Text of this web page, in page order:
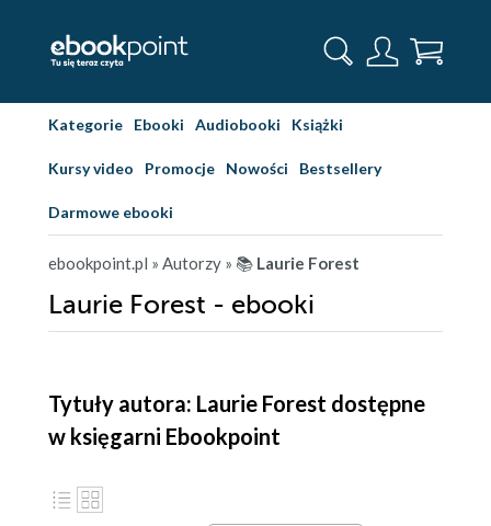
Kategorie Ebooki Audiobooki Książki
Kursy video Promocje Nowości Bestsellery
Darmowe ebooki
ebookpoint.pl » Autorzy » 📚 Laurie Forest
Laurie Forest - ebooki
Tytuły autora: Laurie Forest dostępne
w księgarni Ebookpoint